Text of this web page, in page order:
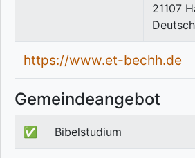
21107
https://www.et-bechh.de
Gemeindeangebot
✅ Bibelstudium